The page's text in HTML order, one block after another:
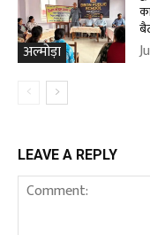
अल्मोड़ा
LEAVE A REPLY